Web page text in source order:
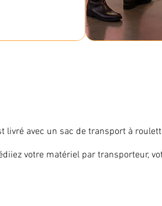
livré avec un sac de transport à
votre matériel par transporteur,